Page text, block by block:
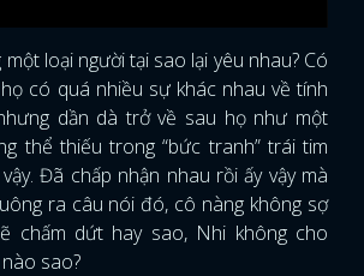
loại người tại sao lại yêu nhau? Có
có quá nhiều sự khác nhau về tính
dần dà trở về sau họ như một
thể thiếu trong “bức tranh” trái tim
Đã chấp nhận nhau rồi ấy vậy mà
ra câu nói đó, cô nàng không sợ
chấm dứt hay sao, Nhi không cho
sao?